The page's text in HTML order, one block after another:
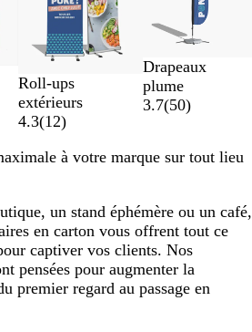
Roll-ups
extérieurs
4.3(12)
Drapeaux
plume
3.7(50)
à votre marque sur tout lieu
un stand éphémère ou un café,
en carton vous offrent tout ce
captiver vos clients. Nos
pensées pour augmenter la
premier regard au passage en